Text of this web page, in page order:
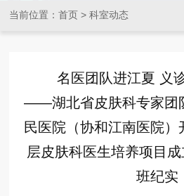
当前位置：首页 >科室动态
名医团队进江夏 义
——湖北省皮肤科专家团
民医院（协和江南医院
层皮肤科医生培养项目
班纪实